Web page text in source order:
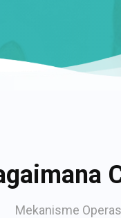
Mekanisme